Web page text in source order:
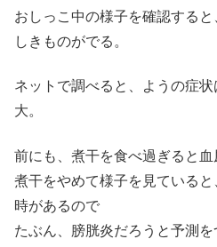
おしっこ中の様子を確認する
しきものがでる。
ネットで調べると、ようの症
大。
前にも、煮干を食べ過ぎると
煮干をやめて様子を見ている
時があるので
たぶん、膀胱炎だろうと予測を